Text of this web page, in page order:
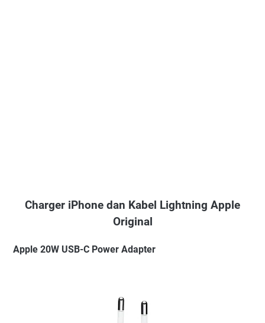
Charger iPhone dan Kabel Lightning Apple
Original
Apple 20W USB-C Power Adapter